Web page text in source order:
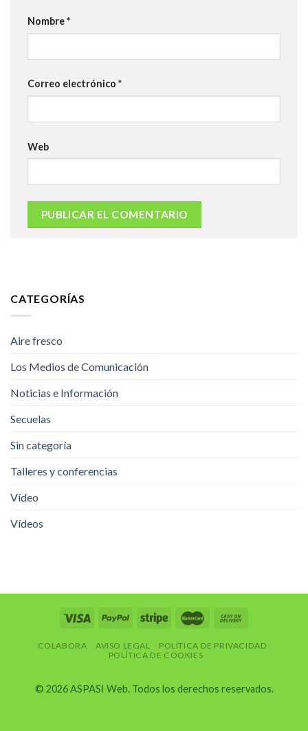
Nombre*
Correo electrónico *
Web
CATEGORÍAS
Aire fresco
Los Medios de Comunicación
Noticias e Información
Secuelas
Sin categoría
Talleres y conferencias
Vídeo
Vídeos
COLABORA AVISO LEGAL
POLÍTICA DE PRIVACIDAD
POLÍTICA DE COOKIES
© 2026 ASPASI Web. Todos los derechos reservados.